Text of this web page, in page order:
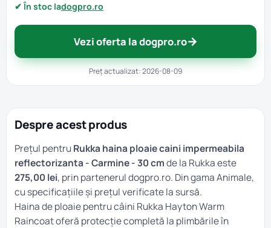
✔ În stoc ladogpro.ro
Vezi oferta la dogpro.ro→
Preț actualizat: 2026-08-09
Despre acest produs
Prețul pentruRukka haina ploaie caini impermeabila
reflectorizanta - Carmine - 30 cmde la Rukka este
275,00 lei, prin partenerul dogpro.ro. Din gamaAnimale,
cu specificațiile și prețul verificate la sursă.
Haina de ploaie pentru câini Rukka Hayton Warm
Raincoat oferă protecție completă la plimbările în